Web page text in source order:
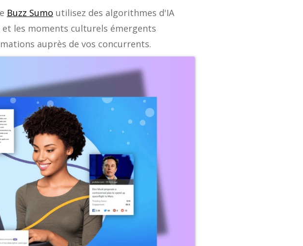
Buzz Sumo utilisez des algorithmes d'IA
les moments culturels émergents
auprès de vos concurrents.